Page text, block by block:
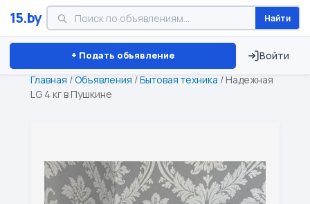
15.by Найти
+ Подать объявление Войти
Минск Витебск Брест ⏱ ТОЛЬКО 15 ДНЕЙ
Главная /Объявления /Бытовая техника / Надежная
LG 4 кг в Пушкине